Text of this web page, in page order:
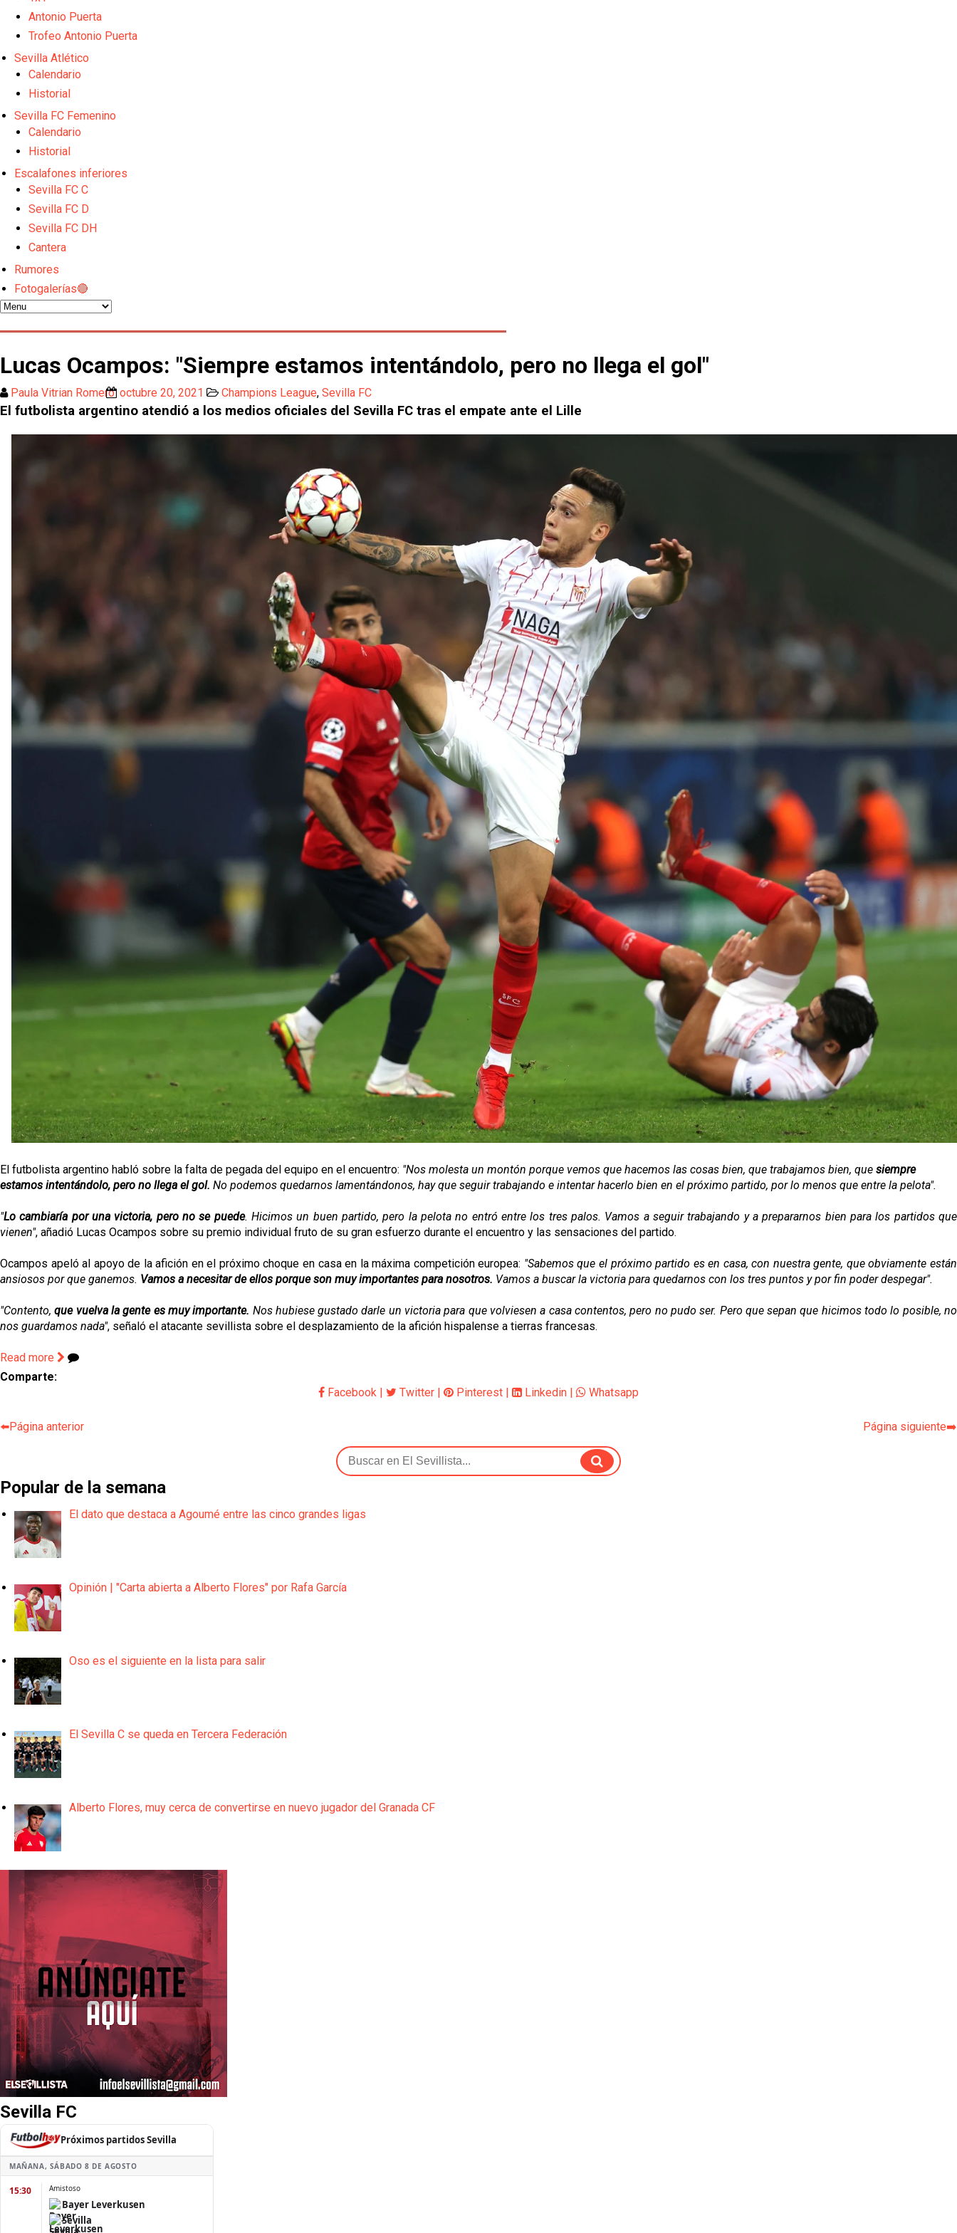
Opinión | "Carta abierta a Alberto Flores" por Rafa García
El Sevilla oficializa el traspaso de Sow
Diomande ya es madridista mientras Rodri agita el mercado
Antonio Puerta
Trofeo Antonio Puerta
Sevilla Atlético
Calendario
Historial
Sevilla FC Femenino
Calendario
Historial
Escalafones inferiores
Sevilla FC C
Sevilla FC D
Sevilla FC DH
Cantera
Rumores
Fotogalerías🔴
Lucas Ocampos: "Siempre estamos intentándolo, pero no llega el gol"
Paula Vitrian Romero octubre 20, 2021 Champions League, Sevilla FC
El futbolista argentino atendió a los medios oficiales del Sevilla FC tras el empate ante el Lille
El futbolista argentino habló sobre la falta de pegada del equipo en el encuentro: "Nos molesta un montón porque vemos que hacemos las cosas bien, que trabajamos bien, que siempre
estamos intentándolo, pero no llega el gol. No podemos quedarnos lamentándonos, hay que seguir trabajando e intentar hacerlo bien en el próximo partido, por lo menos que entre la pelota".
"Lo cambiaría por una victoria, pero no se puede. Hicimos un buen partido, pero la pelota no entró entre los tres palos. Vamos a seguir trabajando y a prepararnos bien para los partidos que
vienen", añadió Lucas Ocampos sobre su premio individual fruto de su gran esfuerzo durante el encuentro y las sensaciones del partido.
Ocampos apeló al apoyo de la afición en el próximo choque en casa en la máxima competición europea: "Sabemos que el próximo partido es en casa, con nuestra gente, que obviamente están
ansiosos por que ganemos. Vamos a necesitar de ellos porque son muy importantes para nosotros. Vamos a buscar la victoria para quedarnos con los tres puntos y por fin poder despegar".
"Contento,que vuelva la gente es muy importante. Nos hubiese gustado darle un victoria para que volviesen a casa contentos, pero no pudo ser. Pero que sepan que hicimos todo lo posible, no
nos guardamos nada", señaló el atacante sevillista sobre el desplazamiento de la afición hispalense a tierras francesas.
Read more
Comparte:
Facebook | Twitter | Pinterest | Linkedin | Whatsapp
⬅️Página anterior Página siguiente➡️
Popular de la semana
El dato que destaca a Agoumé entre las cinco grandes ligas
Opinión | "Carta abierta a Alberto Flores" por Rafa García
Oso es el siguiente en la lista para salir
El Sevilla C se queda en Tercera Federación
Alberto Flores, muy cerca de convertirse en nuevo jugador del Granada CF
Sevilla FC